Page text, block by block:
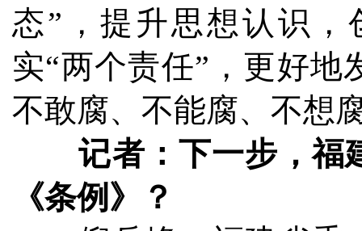
态”，提升思想认识
实“两个责任”，更好
不敢腐、不能腐、不想
记者：下一步，福
《条例》？